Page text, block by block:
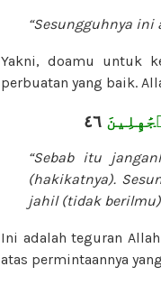
“Sesungguhnya ini
Yakni, doamu untuk
perbuatan yang baik.
“Sebab itu
(hakikatnya).
jahil (tidak
Ini adalah teguran Allah
atas permintaannya